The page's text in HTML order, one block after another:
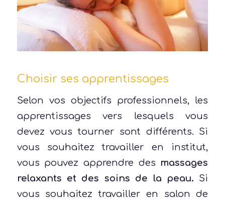
Choisir ses apprentissages
Selon vos objectifs professionnels, les
apprentissages vers lesquels vous
devez vous tourner sont différents. Si
vous souhaitez travailler en institut,
vous pouvez apprendre des massages
relaxants et des soins de la peau. Si
vous souhaitez travailler en salon de